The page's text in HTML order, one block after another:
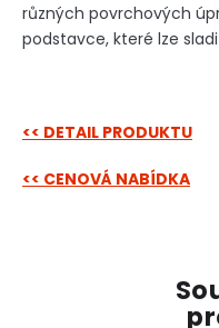
různých povrchových
podstavce, které lze
<< DETAIL PRODUKTU
<< CENOVÁ NABÍDKA